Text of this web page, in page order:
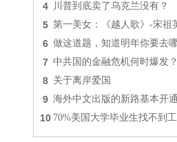
4 川普到底卖了乌克兰没有？
5 第一美女：《越人歌》-宋祖
6 做这道题，知道明年你要去
7 中共国的金融危机何时爆发？
8 关于离岸爱国
9 海外中文出版的新路基本开通
10 70%美国大学毕业生找不到